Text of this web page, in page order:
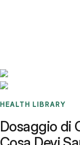
HEALTH LIBRARY
Dosaggio di